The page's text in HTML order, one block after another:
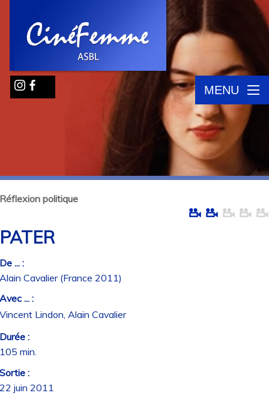
MENU
politique
... :
Cavalier (France 2011)
... :
Lindon, Alain Cavalier
:
min.
:
juin 2011